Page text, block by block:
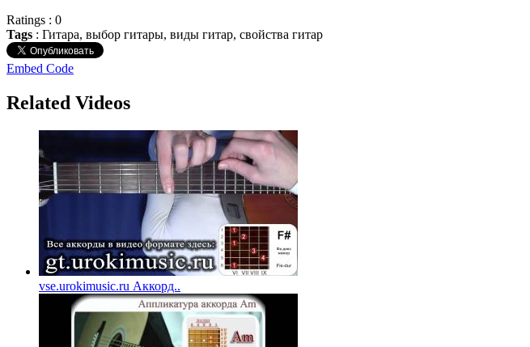
Ratings : 0
Tags : Гитара, выбор гитары, виды гитар, свойства гитар
Embed Code
Related Videos
vse.urokimusic.ru Аккорд..